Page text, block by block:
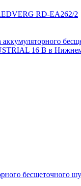
RD-EA262/2
бесщеточного